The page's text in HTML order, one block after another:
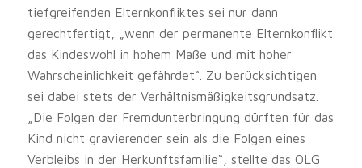
tiefgreifenden Elternkonfliktes sei nur dann
gerechtfertigt, „wenn der permanente Elternkonflikt
das Kindeswohl in hohem Maße und mit hoher
Wahrscheinlichkeit gefährdet“. Zu berücksichtigen
sei dabei stets der Verhältnismäßigkeitsgrundsatz.
„Die Folgen der Fremdunterbringung dürften für das
Kind nicht gravierender sein als die Folgen eines
Verbleibs in der Herkunftsfamilie“, stellte das OLG